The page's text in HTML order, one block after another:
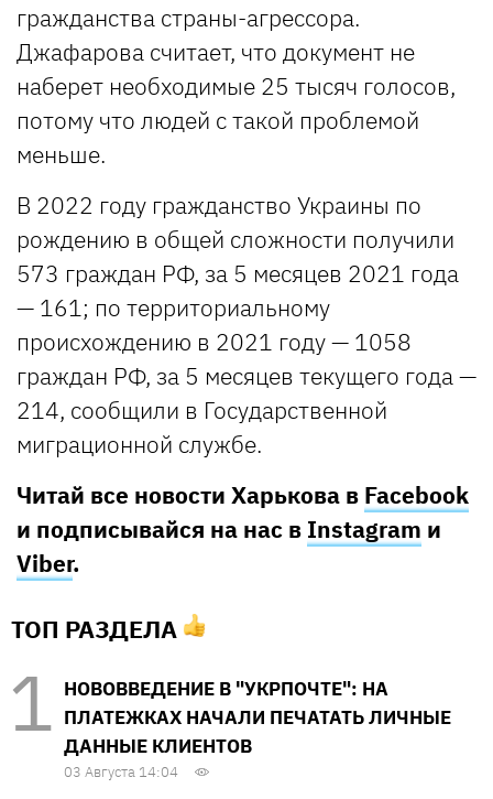
гражданства страны-агрессора.
Джафарова считает, что документ не
наберет необходимые 25 тысяч голосов,
потому что людей с такой проблемой
меньше.
В 2022 году гражданство Украины по
рождению в общей сложности получили
573 граждан РФ, за 5 месяцев 2021 года
— 161; по территориальному
происхождению в 2021 году — 1058
граждан РФ, за 5 месяцев текущего года —
214, сообщили в Государственной
миграционной службе.
Читай все новости Харькова в Facebook
и подписывайся на нас в Instagram и
Viber.
ТОП РАЗДЕЛА
НОВОВВЕДЕНИЕ В "УКРПОЧТЕ": НА
ПЛАТЕЖКАХ НАЧАЛИ ПЕЧАТАТЬ ЛИЧНЫЕ
ДАННЫЕ КЛИЕНТОВ
03 Августа 14:04